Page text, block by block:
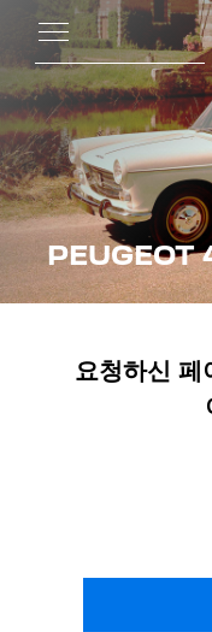
PEUGEOT
요청하신 페